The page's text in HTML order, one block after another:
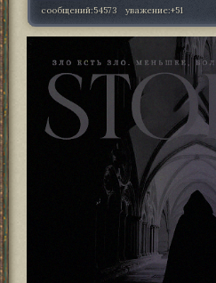
сообщений:54573 уважение:+51